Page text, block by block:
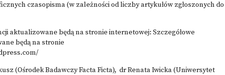
czasopisma (w zależności od liczby artykułów zgłoszonych do
aktualizowane będą na stronie internetowej: Szczegółowe
będą na stronie
(Ośrodek Badawczy Facta Ficta), dr Renata Iwicka (Uniwersytet